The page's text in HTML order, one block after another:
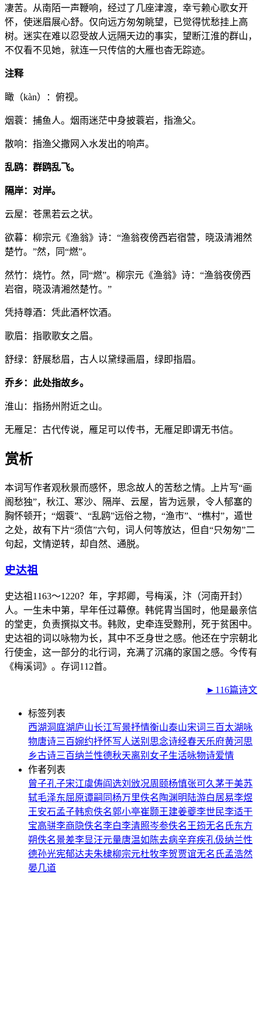
凄苦。从南陌一声鞭响，经过了几座津渡，幸亏赖心歌女开
怀，使迷眉展心舒。仅向远方匆匆眺望，已觉得忧愁挂上高
树。迷实在难以忍受故人远隔天边的事实，望断江淮的群山，
不仅看不见她，就连一只传信的大雁也杳无踪迹。
注释
瞰（kàn）：俯视。
烟蓑：捕鱼人。烟雨迷茫中身披蓑岩，指渔父。
散响：指渔父撒网入水发出的响声。
乱鸥：群鸥乱飞。
隔岸：对岸。
云屋：苍黑若云之状。
欲暮：柳宗元《渔翁》诗：“渔翁夜傍西岩宿营，晓汲清湘然
楚竹。”然，同“燃”。
然竹：烧竹。然，同“燃”。柳宗元《渔翁》诗：“渔翁夜傍西
岩宿，晓汲清湘然楚竹。”
凭持尊酒：凭此酒杯饮酒。
歌眉：指歌歌女之眉。
舒绿：舒展愁眉，古人以黛绿画眉，绿即指眉。
乔乡：此处指故乡。
淮山：指扬州附近之山。
无雁足：古代传说，雁足可以传书，无雁足即谓无书信。
赏析
本词写作者观秋景而感怀，思念故人的苦愁之情。上片写“画
阁愁独”，秋江、寒沙、隔岸、云屋，皆为远景，令人郁塞的
胸怀顿开；“烟蓑”、“乱鸥”远俗之物，“渔市”、“樵村”，遁世
之处，故有下片“须信”六句，词人何等放达，但自“只匆匆”二
句起，文情逆转，却自然、通脱。
史达祖
史达祖1163～1220？年，字邦卿，号梅溪，汴（河南开封）
人。一生未中第，早年任过幕僚。韩侂胄当国时，他是最亲信
的堂吏，负责撰拟文书。韩败，史牵连受黥刑，死于贫困中。
史达祖的词以咏物为长，其中不乏身世之感。他还在宁宗朝北
行使金，这一部分的北行词，充满了沉痛的家国之感。今传有
《梅溪词》。存词112首。
►116篇诗文
标签列表
西湖洞庭湖庐山长江写景抒情衡山泰山宋词三百太湖 咏
物唐诗三百婉约抒怀写人送别 思念诗经春天乐府黄河思
乡古诗三百纳兰性德秋天离别 女子生活咏物诗爱情
作者列表
曾子孔子宋江虞俦阎选刘攽况周颐杨慎张可久茅于美苏
轼毛泽东屈原谭嗣同杨万里佚名 陶渊明 陆游白居易李煜
王安石孟子韩愈佚名郭小亭崔颢王建姜夔李世民李适干
宝高骈李商隐佚名李白李清照岑参佚名 王筠无名氏东方
朔佚名景差李显汪元量唐温如 陈去病辛弃疾孔伋纳兰性
德孙光宪郁达夫朱棣柳宗元杜牧李贺贾谊无名氏孟浩然
晏几道